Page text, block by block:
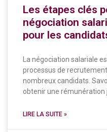
Les étapes clés
négociation
pour les
La négociation salariale
processus de
nombreux candidats.
obtenir une rémunération
LIRE LA SUITE »